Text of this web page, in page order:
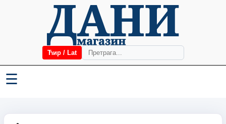
Ћир / Lat
☰